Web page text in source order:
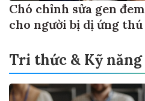
Chó chỉnh sửa gen
cho người bị dị ứng
Tri thức & Kỹ năng